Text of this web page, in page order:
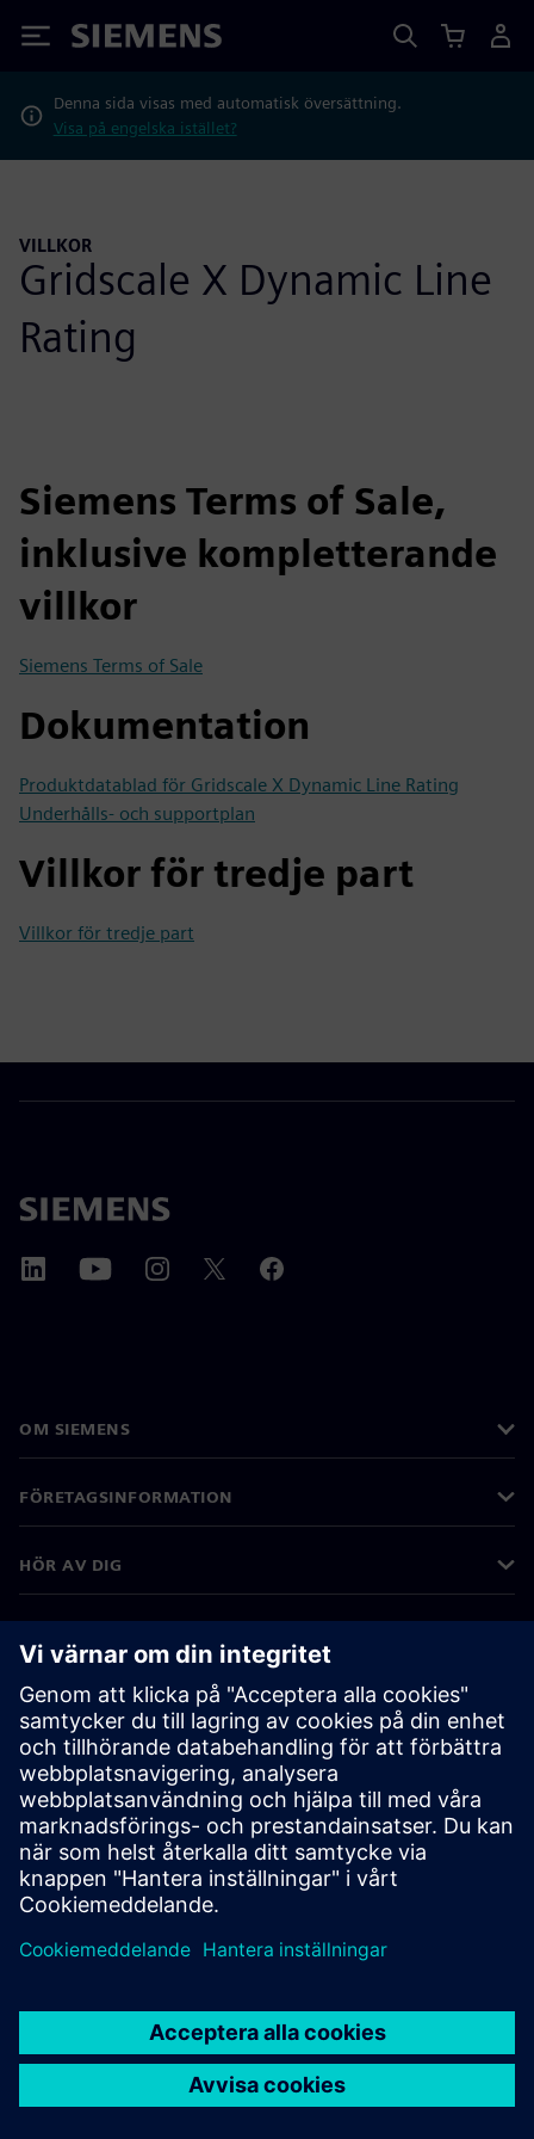
Siemens
Denna sida visas med automatisk översättning.
Visa på engelska istället?
VILLKOR
Gridscale X Dynamic Line
Rating
Siemens Terms of Sale,
inklusive kompletterande
villkor
Siemens Terms of Sale
Dokumentation
Produktdatablad för Gridscale X Dynamic Line Rating
Underhålls- och supportplan
Villkor för tredje part
Villkor för tredje part
OM SIEMENS
FÖRETAGSINFORMATION
HÖR AV DIG
©Siemens2026
Företagsinformation
Sekretessmeddelande
Kakor meddelande
Användarvillkor
Digitalt ID